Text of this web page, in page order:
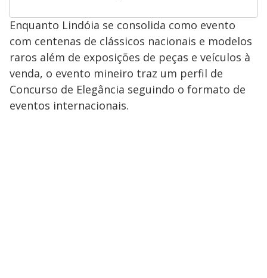
Enquanto Lindóia se consolida como evento
com centenas de clássicos nacionais e modelos
raros além de exposições de peças e veículos à
venda, o evento mineiro traz um perfil de
Concurso de Elegância seguindo o formato de
eventos internacionais.